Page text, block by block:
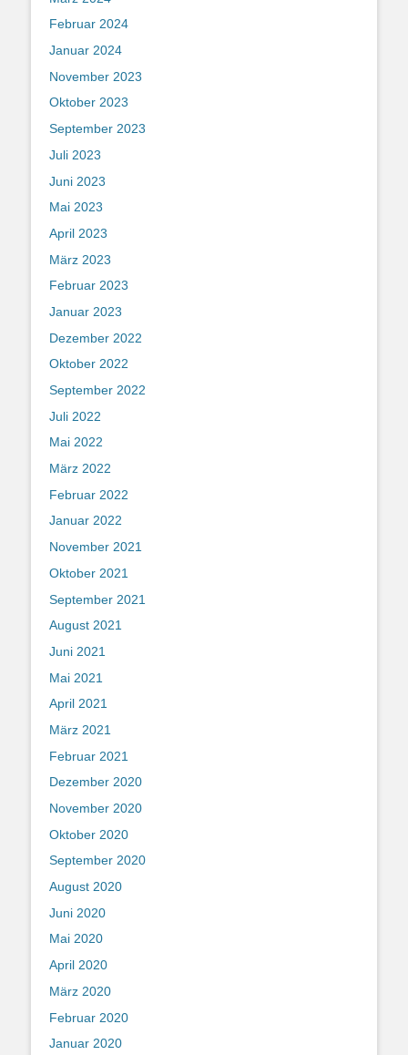
Februar 2024
Januar 2024
November 2023
Oktober 2023
September 2023
Juli 2023
Juni 2023
Mai 2023
April 2023
März 2023
Februar 2023
Januar 2023
Dezember 2022
Oktober 2022
September 2022
Juli 2022
Mai 2022
März 2022
Februar 2022
Januar 2022
November 2021
Oktober 2021
September 2021
August 2021
Juni 2021
Mai 2021
April 2021
März 2021
Februar 2021
Dezember 2020
November 2020
Oktober 2020
September 2020
August 2020
Juni 2020
Mai 2020
April 2020
März 2020
Februar 2020
Januar 2020